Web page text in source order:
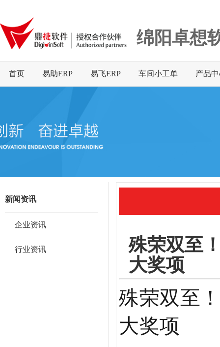
绵阳卓想
首页 易助ERP 易飞ERP 车间小工单 产品
新闻资讯
企业资讯
行业资讯
殊荣双至
大奖项
殊荣双至
大奖项